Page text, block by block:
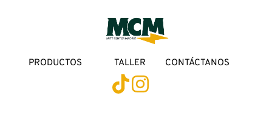
PRODUCTOS TALLER CONTÁCTANOS